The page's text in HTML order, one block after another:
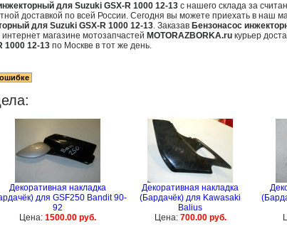
для Suzuki GSX-R 1000 12-13 с нашего склада за
доставкой по всей России. Сегодня вы можете приехать в наш
для Suzuki GSX-R 1000 12-13. Заказав Бензонасос
магазине мотозапчастей MOTORAZBORKA.ru курьер
1000 12-13 по Москве в тот же день.
Декоративная накладка
для GSF250 Bandit 90-
92
Цена: 1500.00 руб.
Декоративная накладка
(Бардачёк) для Kawasaki
Balius
Цена: 700.00 руб.